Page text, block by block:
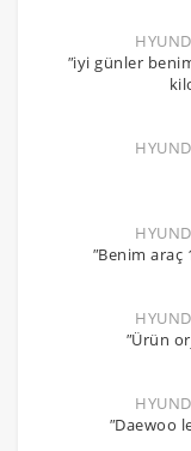
"iyi günler
"Benim araç
"Ürün
"Daewoo